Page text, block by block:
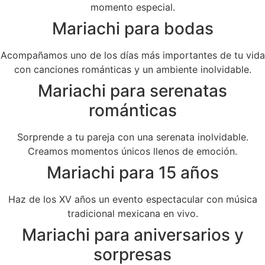
momento especial.
Mariachi para bodas
Acompañamos uno de los días más importantes de tu vida
con canciones románticas y un ambiente inolvidable.
Mariachi para serenatas
románticas
Sorprende a tu pareja con una serenata inolvidable.
Creamos momentos únicos llenos de emoción.
Mariachi para 15 años
Haz de los XV años un evento espectacular con música
tradicional mexicana en vivo.
Mariachi para aniversarios y
sorpresas